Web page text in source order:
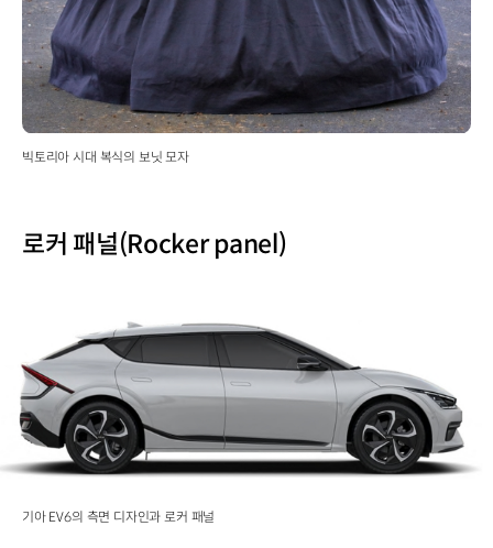
빅토리아 시대 복식의 보닛 모자
로커 패널(Rocker panel)
기아 EV6의 측면 디자인과 로커 패널